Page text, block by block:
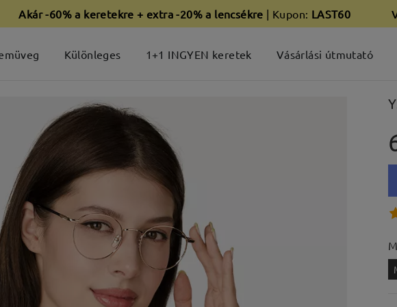
Akár -60% a keretekre + extra -20% a lencsékre | Kupon: LAST60
Különleges 1+1 INGYEN keretek Vásárlási útmutató